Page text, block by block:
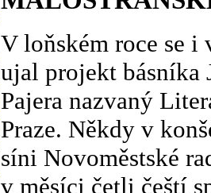
V loňském roce se i
ujal projekt básníka
Pajera nazvaný
Praze. Někdy v
síni Novoměstské
v měsíci četli čeští